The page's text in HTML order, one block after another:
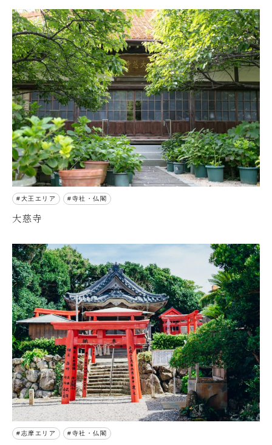
大王エリア 寺社・仏閣
大慈寺
志摩エリア 寺社・仏閣